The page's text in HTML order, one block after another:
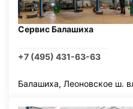
Сервис Балашиха
+7 (495) 431-63-63
Балашиха, Леоновское ш.